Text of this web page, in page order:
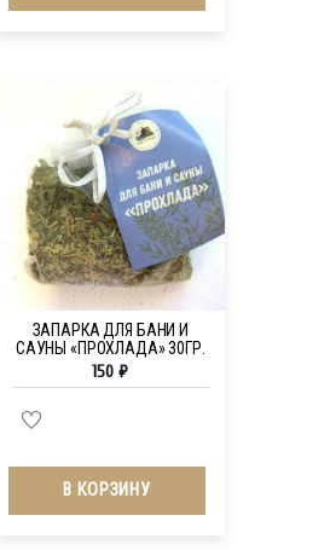
ЗАПАРКА ДЛЯ БАНИ И
САУНЫ «ПРОХЛАДА» 30ГР.
150₽
В КОРЗИНУ